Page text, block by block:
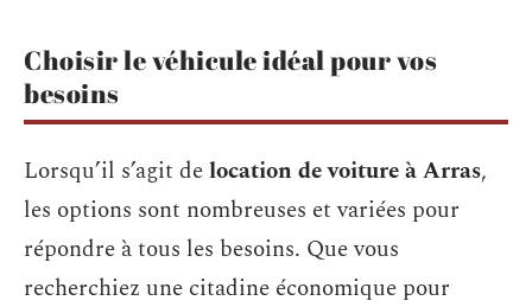
Choisir le véhicule idéal pour vos
besoins
Lorsqu’il s’agit delocation de voiture à Arras,
les options sont nombreuses et variées pour
répondre à tous les besoins. Que vous
recherchiez une citadine économique pour